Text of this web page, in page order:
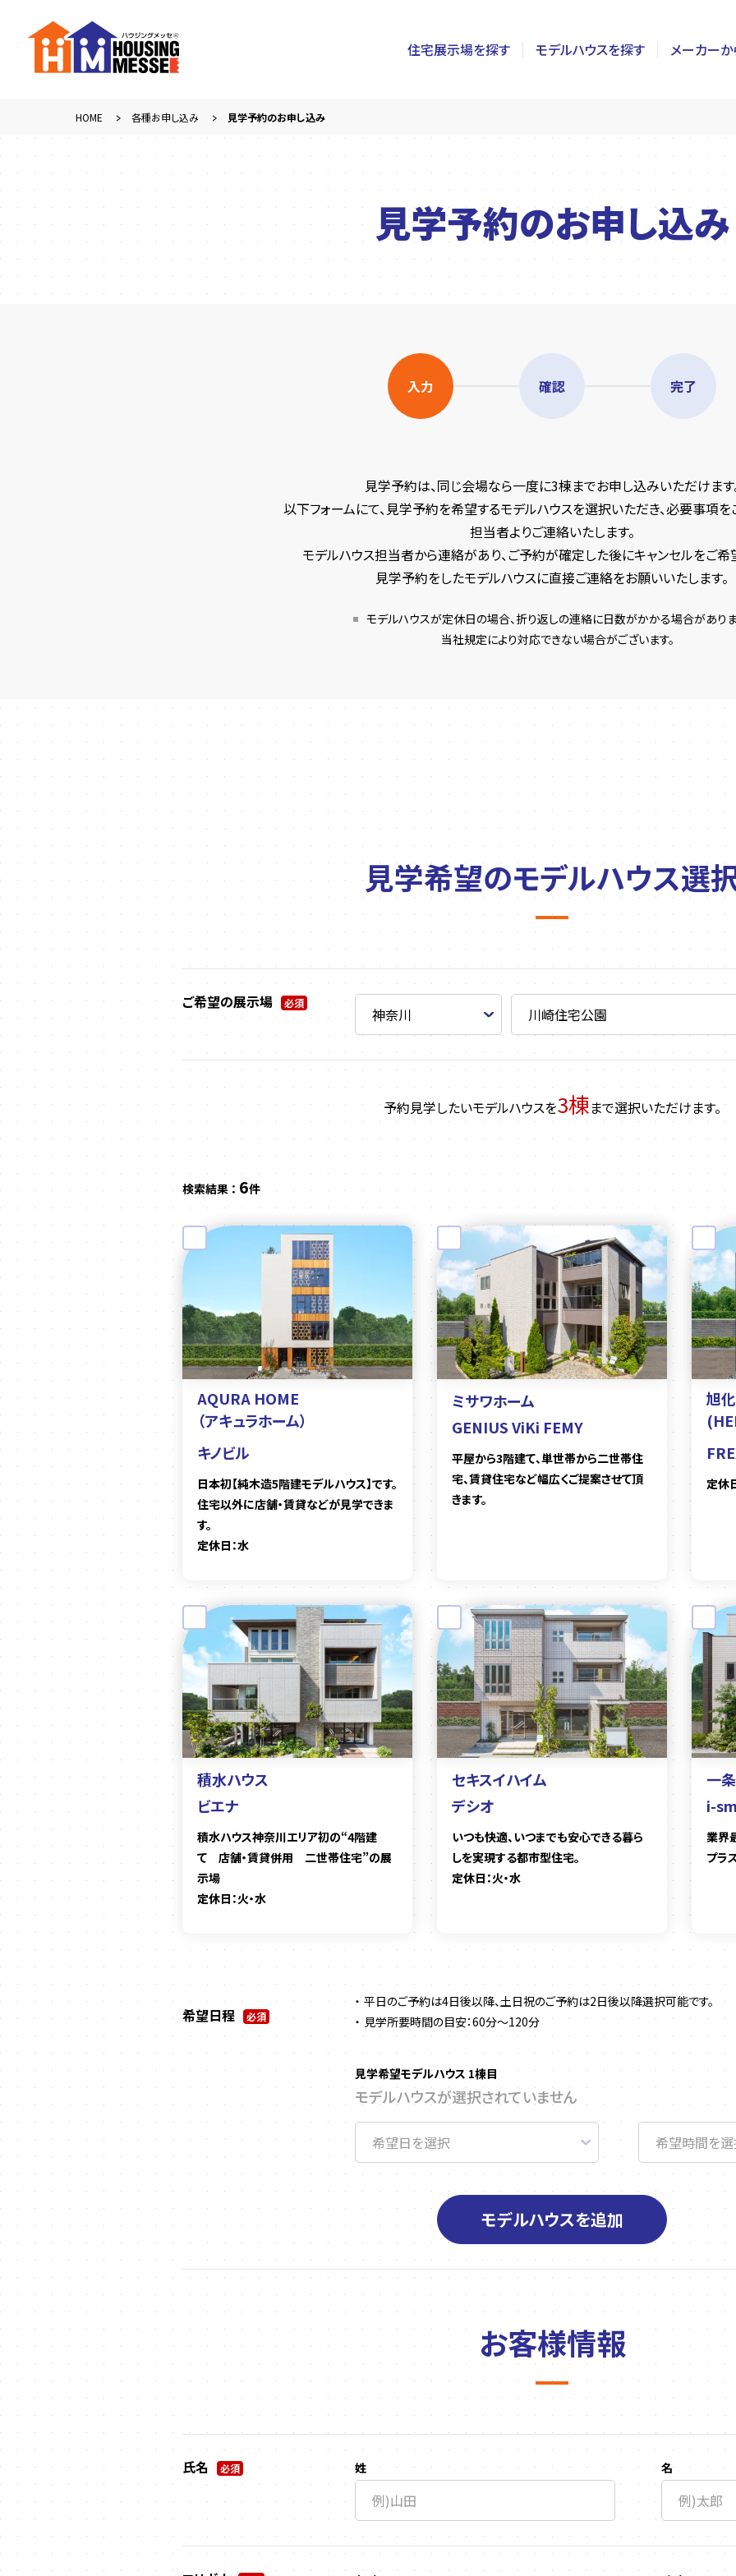
住宅展示場を探す
神奈川
埼玉
栃木
山梨
静岡
富山
モデルハウスを探す メーカー
HOME 各種お申し込み 見学予約のお申し込み
見学予約のお申し込み
入力 確認 完了
見学予約は、同じ会場なら一度に3棟までお申し込みいただけます
以下フォームにて、見学予約を希望するモデルハウスを選択いただき、必要事項を
担当者よりご連絡いたします。
モデルハウス担当者から連絡があり、ご予約が確定した後にキャンセルをご希
見学予約をしたモデルハウスに直接ご連絡をお願いいたします。
モデルハウスが定休日の場合、折り返しの連絡に日数がかかる場合がありま
当社規定により対応できない場合がございます。
見学希望のモデルハウス選
ご希望の展示場 必須
予約見学したいモデルハウスを3棟まで選択いただけます。
検索結果 ： 6件
AQURA HOME
（アキュラホーム）
キノビル
日本初【純木造5階建モデルハウス】です。
住宅以外に店舗・賃貸などが見学できま
す。
定休日：水
ミサワホーム
GENIUS ViKi FEMY
平屋から3階建て、単世帯から二世帯住
宅、賃貸住宅など幅広くご提案させて頂
きます。
旭
定休
積水ハウス
ビエナ
積水ハウス神奈川エリア初の“4階建
て 店舗・賃貸併用 二世帯住宅”の展
示場
定休日：火・水
セキスイハイム
デシオ
いつも快適、いつまでも安心できる暮ら
しを実現する都市型住宅。
定休日：火・水
一
i-
業界
プラ
希望日程 必須
平日のご予約は4日後以降、土日祝のご予約は2日後以降選択可能です。
見学所要時間の目安：60分～120分
見学希望モデルハウス 1棟目
モデルハウスが選択されていません
モデルハウスを追加
お客様情報
氏名 必須 姓 名